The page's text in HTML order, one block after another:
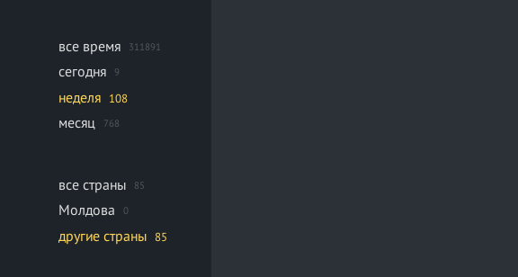
все время 311891
сегодня 9
неделя 108
месяц 768
все страны 85
Молдова 0
другие страны 85